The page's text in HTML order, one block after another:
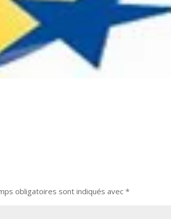
obligatoires sont indiqués avec*